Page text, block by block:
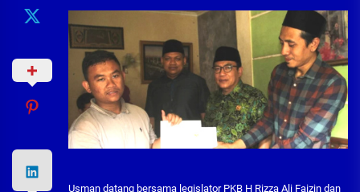
Usman datang bersama legislator PKB H Rizza Ali Faizin dan